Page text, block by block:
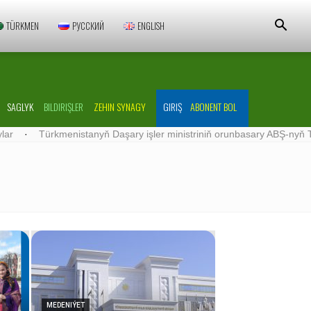
TÜRKMEN РУССКИЙ ENGLISH
SAGLYK BILDIRIŞLER ZEHIN SYNAGY GIRIŞ ABONENT BOL
Daşary işler ministriniň orunbasary ABŞ-nyň
MEDENIÝET